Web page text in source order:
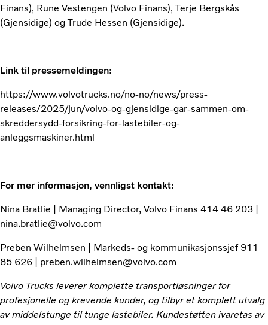
Finans), Rune Vestengen (Volvo Finans), Terje Bergskås
(Gjensidige) og Trude Hessen (Gjensidige).
Link til pressemeldingen:
https://www.volvotrucks.no/no-no/news/press-
releases/2025/jun/volvo-og-gjensidige-gar-sammen-om-
skreddersydd-forsikring-for-lastebiler-og-
anleggsmaskiner.html
For mer informasjon, vennligst kontakt:
Nina Bratlie | Managing Director, Volvo Finans 414 46 203 |
nina.bratlie@volvo.com
Preben Wilhelmsen | Markeds- og kommunikasjonssjef 911
85 626 | preben.wilhelmsen@volvo.com
Volvo Trucks leverer komplette transportløsninger for
profesjonelle og krevende kunder, og tilbyr et komplett utvalg
av middelstunge til tunge lastebiler. Kundestøtten ivaretas av